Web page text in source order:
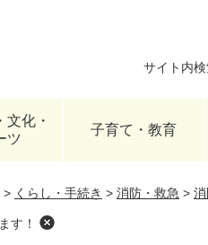
サイト内
文化・
ツ
子育て・教育
> くらし・手続き > 消防・救急 >
す！